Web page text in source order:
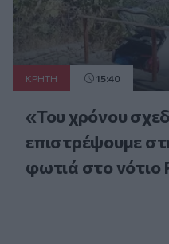
ΚΡΗΤΗ 15:40
«Του χρόνου
επιστρέψουμε
φωτιά στο νότιο